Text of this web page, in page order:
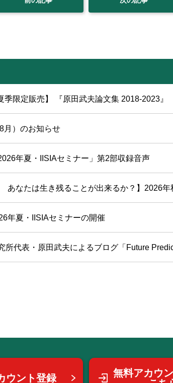
季限定販売】 『原田武夫論文集 2018-2023』
月）のお知らせ
年夏・IISIAセミナー」第2部収録音声
あなたは生き残ることが出来るか？】2026年
年夏・IISIAセミナーの開催
所代表・原田武夫によるブログ「Future
ウント登録
無料アカウ